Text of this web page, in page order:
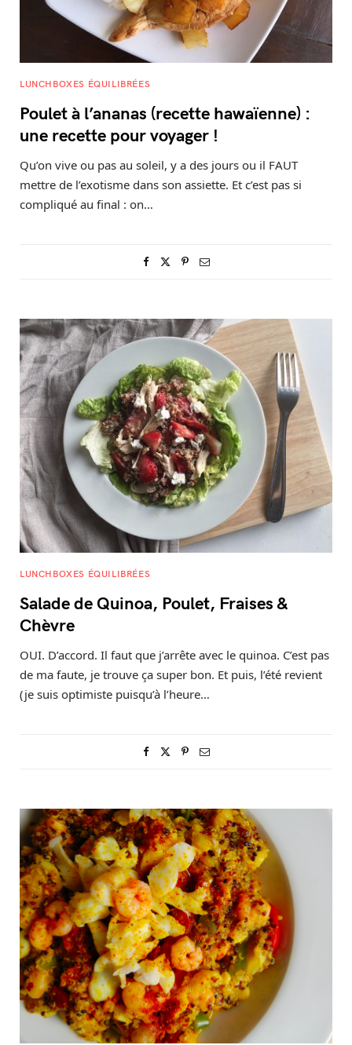
LUNCHBOXES ÉQUILIBRÉES
Poulet à l’ananas (recette hawaïenne) :
une recette pour voyager !
Qu’on vive ou pas au soleil, y a des jours ou il FAUT
mettre de l’exotisme dans son assiette. Et c’est pas si
compliqué au final : on…
LUNCHBOXES ÉQUILIBRÉES
Salade de Quinoa, Poulet, Fraises &
Chèvre
OUI. D’accord. Il faut que j’arrête avec le quinoa. C’est pas
de ma faute, je trouve ça super bon. Et puis, l’été revient
(je suis optimiste puisqu’à l’heure…